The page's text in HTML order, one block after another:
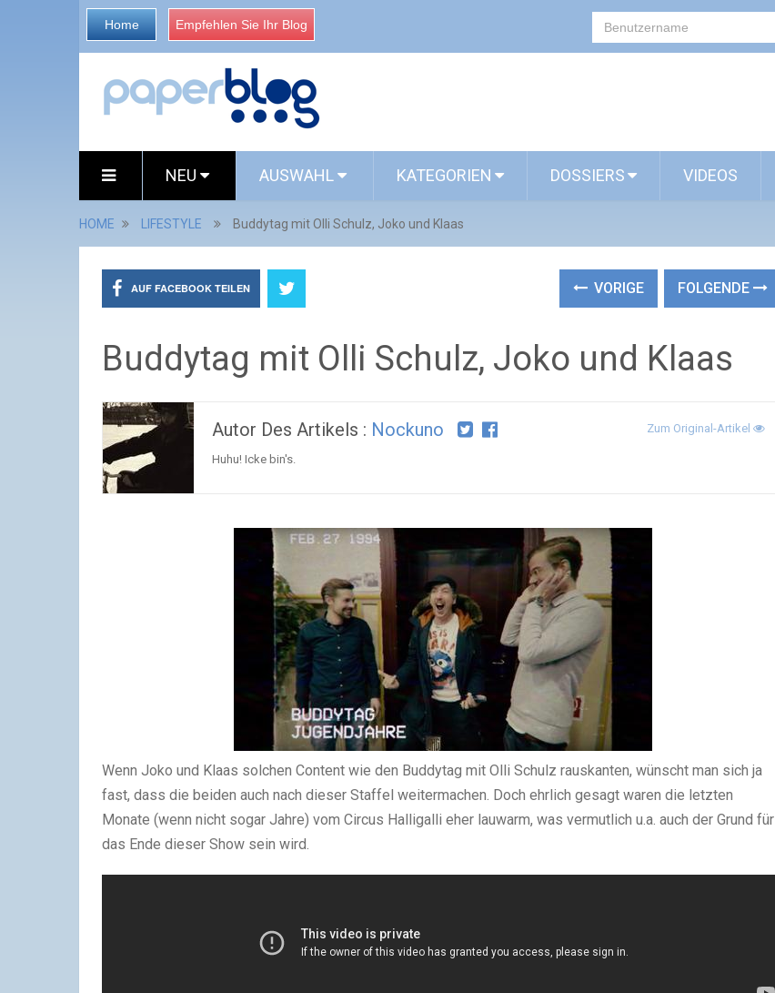
Home Empfehlen Sie Ihr Blog
NEU AUSWAHL KATEGORIEN DOSSIERS VIDEOS
HOME LIFESTYLE Buddytag mit Olli Schulz, Joko und Klaas
AUF FACEBOOK TEILEN VORIGE FOLGENDE
Buddytag mit Olli Schulz, Joko und Klaas
Autor Des Artikels : Nockuno Zum Original-Artikel
Huhu! Icke bin's.
Wenn Joko und Klaas solchen Content wie den Buddytag mit Olli Schulz rauskanten, wünscht man sich ja
fast, dass die beiden auch nach dieser Staffel weitermachen. Doch ehrlich gesagt waren die letzten
Monate (wenn nicht sogar Jahre) vom Circus Halligalli eher lauwarm, was vermutlich u.a. auch der Grund für
das Ende dieser Show sein wird.